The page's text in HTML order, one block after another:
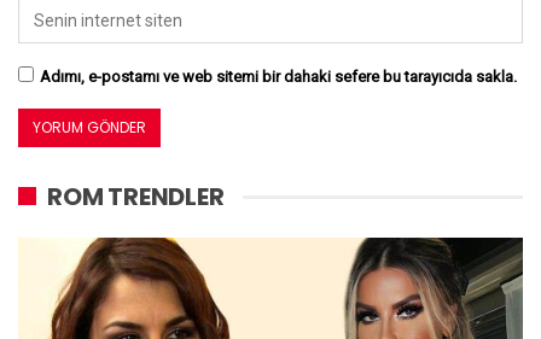
Adımı, e-postamı ve web sitemi bir dahaki sefere bu tarayıcıda sakla.
ROM TRENDLER